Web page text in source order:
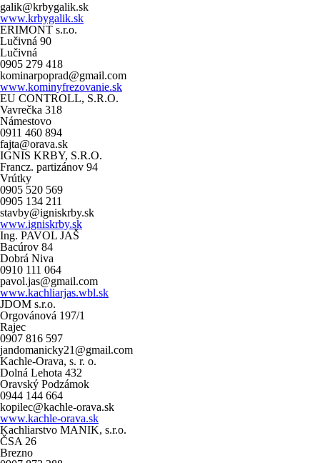
galik@krbygalik.sk
www.krbygalik.sk
ERIMONT s.r.o.
Lučivná 90
Lučivná
0905 279 418
kominarpoprad@gmail.com
www.kominyfrezovanie.sk
EU CONTROLL, S.R.O.
Vavrečka 318
Námestovo
0911 460 894
fajta@orava.sk
IGNIS KRBY, S.R.O.
Francz. partizánov 94
Vrútky
0905 520 569
0905 134 211
stavby@igniskrby.sk
www.igniskrby.sk
Ing. PAVOL JAŠ
Bacúrov 84
Dobrá Niva
0910 111 064
pavol.jas@gmail.com
www.kachliarjas.wbl.sk
JDOM s.r.o.
Orgovánová 197/1
Rajec
0907 816 597
jandomanicky21@gmail.com
Kachle-Orava, s. r. o.
Dolná Lehota 432
Oravský Podzámok
0944 144 664
kopilec@kachle-orava.sk
www.kachle-orava.sk
Kachliarstvo MANIK, s.r.o.
ČSA 26
Brezno